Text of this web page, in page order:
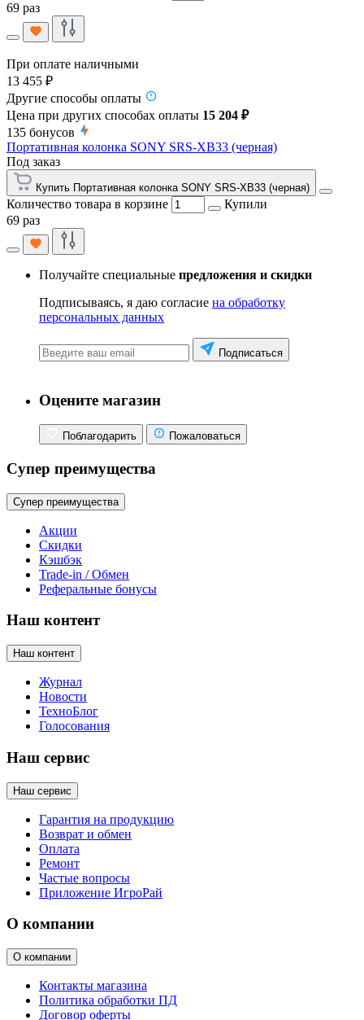
69 раз
При оплате наличными
13 455 ₽
Другие способы оплаты
Цена при других способах оплаты 15 204 ₽
135 бонусов
Портативная колонка SONY SRS-XB33 (черная)
Под заказ
Купить Портативная колонка SONY SRS-XB33 (черная)
Количество товара в корзине
Купили
69 раз
Получайте специальные предложения и скидки
Подписываясь, я даю согласие на обработку
персональных данных
Подписаться
Оцените магазин
Поблагодарить Пожаловаться
Супер преимущества
Супер преимущества
Акции
Скидки
Кэшбэк
Trade-in / Обмен
Реферальные бонусы
Наш контент
Наш контент
Журнал
Новости
ТехноБлог
Голосования
Наш сервис
Наш сервис
Гарантия на продукцию
Возврат и обмен
Оплата
Ремонт
Частые вопросы
Приложение ИгроРай
О компании
О компании
Контакты магазина
Политика обработки ПД
Договор оферты